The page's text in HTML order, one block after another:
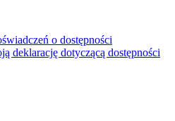
o dostępności
deklarację dotyczącą dostępności